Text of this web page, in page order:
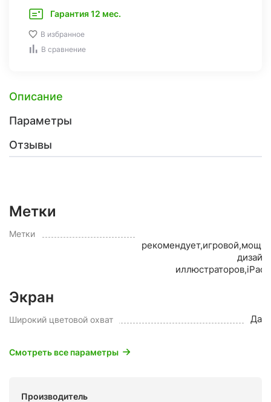
Гарантия 12 мес.
В избранное
В сравнение
Описание
Параметры
Отзывы
Метки
Метки
Экран
Широкий цветовой охват Да
Смотреть все параметры
Производитель